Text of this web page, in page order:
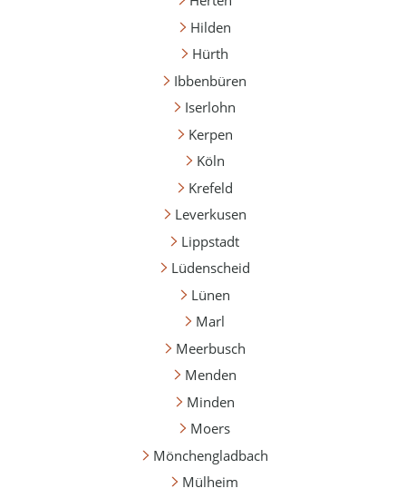
Hilden
Hürth
Ibbenbüren
Iserlohn
Kerpen
Köln
Krefeld
Leverkusen
Lippstadt
Lüdenscheid
Lünen
Marl
Meerbusch
Menden
Minden
Moers
Mönchengladbach
Mülheim